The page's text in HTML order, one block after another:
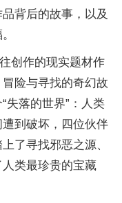
背后的故事，以及
创作的现实题材作
险与寻找的奇幻故
失落的世界”：人类
到破坏，四位伙伴
了寻找邪恶之源、
类最珍贵的宝藏